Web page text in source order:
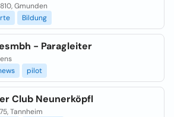
Gmunden
Bildung
- Paragleiter
pilot
Club Neunerköpfl
Tannheim